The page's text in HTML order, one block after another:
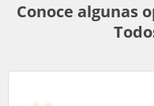
Conoce algunas